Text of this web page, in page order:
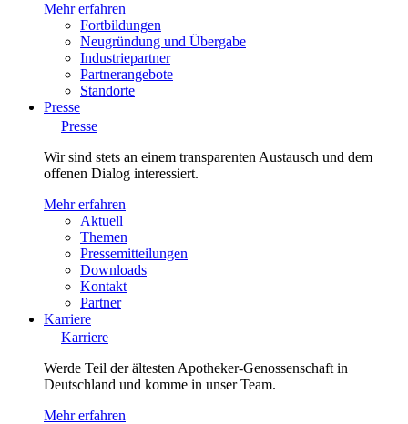
Mehr erfahren
Fortbildungen
Neugründung und Übergabe
Industriepartner
Partnerangebote
Standorte
Presse
Presse
Wir sind stets an einem transparenten Austausch und dem
offenen Dialog interessiert.
Mehr erfahren
Aktuell
Themen
Pressemitteilungen
Downloads
Kontakt
Partner
Karriere
Karriere
Werde Teil der ältesten Apotheker-Genossenschaft in
Deutschland und komme in unser Team.
Mehr erfahren